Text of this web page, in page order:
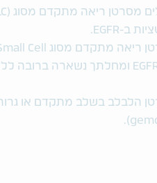
מסרטן ריאה מתקדם מסוג (
ב-EGFR.
ריאה מתקדם מסוג
Cell
ומחלתך נשארה ברובה
הלבלב בשלב מתקדם או
).